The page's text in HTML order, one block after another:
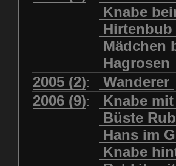
Mädchen beim
Mädchen in
Mädchen in
Mädchen mit
Mädchen mit
Mätti Grossmann-
Meitschi
Meitschi mit
Pilzfraueli
Luchs
Luchs sitzend
Murmeltiere
Rehkitz Rehkitz
Salamader
Schmetterlinge
Knabe
Mädchen
Hagrosen
2005 (2): Wanderer
2006 (9): Knabe
Büste
Hans im
Knabe